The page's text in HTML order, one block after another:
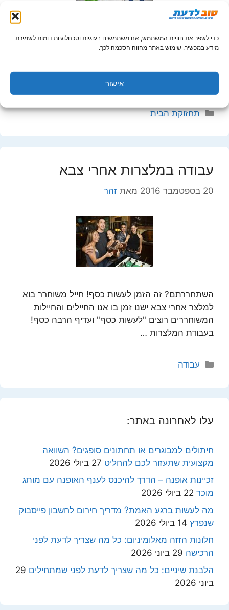
כדי לשפר את חוויית המשתמש, אנו משתמשים בעוגיות וטכנולוגיות דומות לשמירת
מידע במכשיר. שימוש באתר מהווה הסכמה לכך.
אישור
הורים הזהרו, הדברה היא לא משחק ילדים, כל מה
כאשר מתחמם מזג האוויר השותפים שלנו לבית או
קטגוריות
תחזוקת הבית
עבודה במלצרות אחרי צבא
20 בספטמבר 2016 מאת זהר
השתחררתם? זה הזמן לעשות כסף! חייל משוחרר בוא
למלצר אחרי צבא ישנו זמן בו אנו החיילים והחיילות
המשוחררים רוצים "לעשות כסף" ועדיף הרבה כסף!
בעבודת המלצרות …
קטגוריות
עבודה
עלו לאחרונה באתר:
חיתולים למבוגרים או תחתונים סופגים? השוואה
מקצועית שתעזור לכם להחליט 27 ביולי 2026
זכיינות אופנה – הדרך להיכנס לענף האופנה עם מותג
מוכר 22 ביולי 2026
מה לעשות ברגע האמת? מדריך חירום לחשבון פייסבוק
שנפרץ 14 ביולי 2026
חלונות הזזה מאלומיניום: כל מה שצריך לדעת לפני
הרכישה 29 ביוני 2026
הלבנת שיניים: כל מה שצריך לדעת לפני שמתחילים 29
ביוני 2026